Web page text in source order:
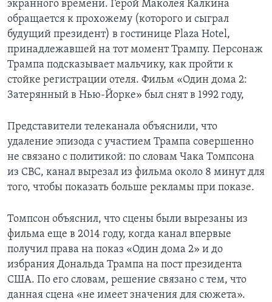
экранного времени. Герой Маколея Калкина
обращается к прохожему (которого и сыграл
будущий президент) в гостинице Plaza Hotel,
принадлежавшей на тот момент Трампу. Персонаж
Трампа подсказывает мальчику, как пройти к
стойке регистрации отеля. Фильм «Один дома 2:
Затерянный в Нью-Йорке» был снят в 1992 году,
Представители телеканала объяснили, что
удаление эпизода с участием Трампа совершенно
не связано с политикой: по словам Чака Томпсона
из CBC, канал вырезал из фильма около 8 минут для
того, чтобы показать больше рекламы при показе.
Томпсон объяснил, что сцены были вырезаны из
фильма еще в 2014 году, когда канал впервые
получил права на показ «Один дома 2» и до
избрания Дональда Трампа на пост президента
США. По его словам, решение связано с тем, что
данная сцена «не имеет значения для сюжета».